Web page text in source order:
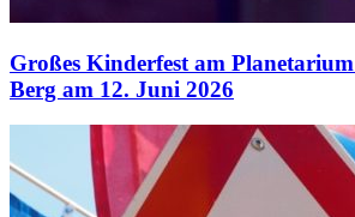
Großes Kinderfest am
Berg am 12. Juni 2026